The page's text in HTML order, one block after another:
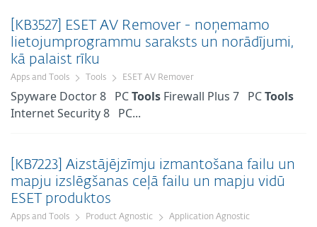
[KB3527] ESET AV Remover - noņemamo
lietojumprogrammu saraksts un norādījumi,
kā palaist rīku
Apps and Tools Tools ESET AV Remover
Spyware Doctor 8 PCTools Firewall Plus 7 PCTools
Internet Security 8 PC...
[KB7223] Aizstājējzīmju izmantošana failu un
mapju izslēgšanas ceļā failu un mapju vidū
ESET produktos
Apps and Tools Product Agnostic Application Agnostic